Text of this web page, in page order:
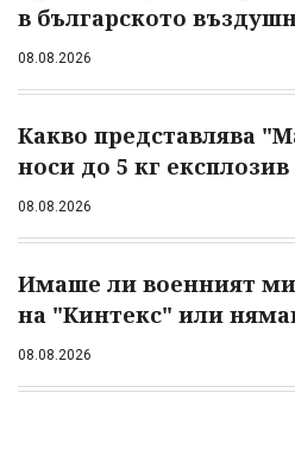
в българското
08.08.2026
Какво представлява
носи до 5 кг експлозив
08.08.2026
Имаше ли военният
на "Кинтекс" или
08.08.2026